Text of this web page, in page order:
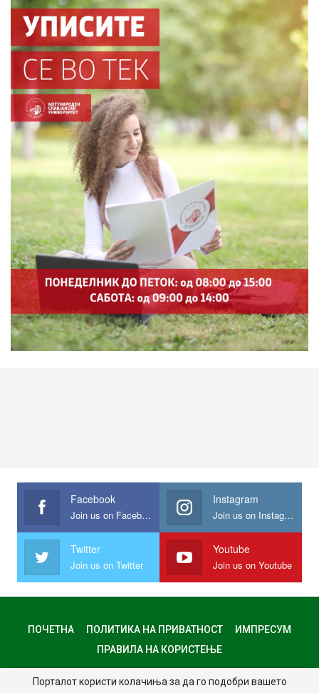
Facebook
Join us on Facebook
Instagram
Join us on Instagram
Twitter
Join us on Twitter
Youtube
Join us on Youtube
ПОЧЕТНА ПОЛИТИКА НА ПРИВАТНОСТ
ИМПРЕСУМ
ПРАВИЛА НА КОРИСТЕЊЕ
© 2024 - Сите права задржани.
Порталот користи колачиња за да го подобри вашето